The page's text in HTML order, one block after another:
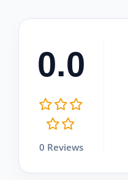
0.0
0 Reviews